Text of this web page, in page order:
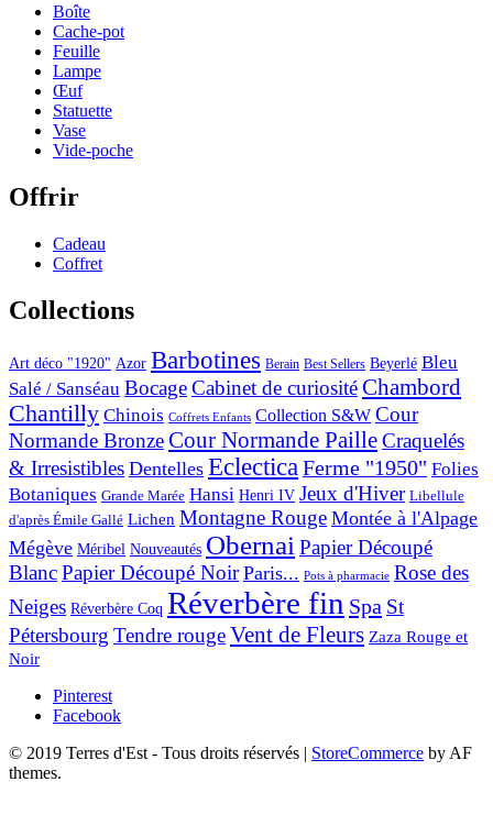
Boîte
Cache-pot
Feuille
Lampe
Œuf
Statuette
Vase
Vide-poche
Offrir
Cadeau
Coffret
Collections
Art déco "1920" Azor Barbotines Berain Best Sellers Beyerlé Bleu
Salé / Sanséau BocageCabinet de curiositéChambord
Chantilly Chinois Coffrets Enfants Collection S&W Cour
Normande BronzeCour Normande PailleCraquelés
& Irresistibles Dentelles EclecticaFerme "1950" Folies
Botaniques Grande Marée Hansi Henri IV Jeux d'Hiver Libellule
d'après Émile Gallé Lichen Montagne Rouge Montée à l'Alpage
Mégève Méribel Nouveautés ObernaiPapier Découpé
BlancPapier Découpé Noir Paris... Pots à pharmacie Rose des
Neiges Réverbère Coq Réverbère fin Spa St
Pétersbourg Tendre rougeVent de Fleurs Zaza Rouge et
Noir
Pinterest
Facebook
© 2019 Terres d'Est - Tous droits réservés
StoreCommerce by AF
themes.